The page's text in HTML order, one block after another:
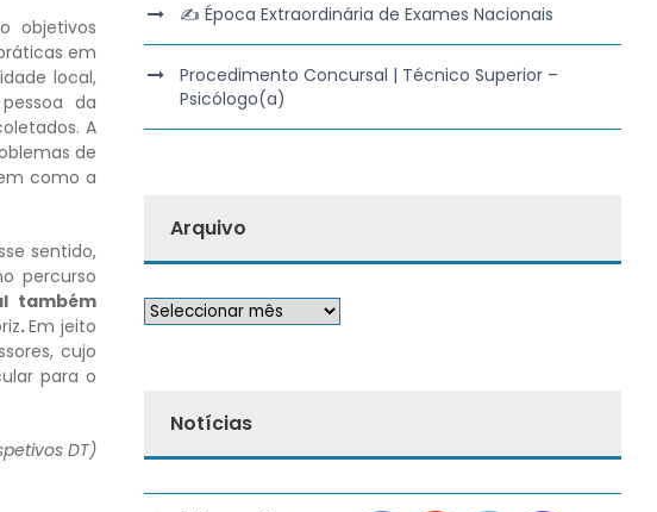
objetivos
em
local,
da
A
de
como a
sentido,
percurso
também
.Em jeito
cujo
para o
DT)
✍️ Época Extraordinária de Exames Nacionais
Procedimento Concursal | Técnico Superior –
Psicólogo(a)
Arquivo
Notícias